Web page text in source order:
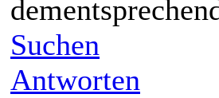
Suchen
Antworten